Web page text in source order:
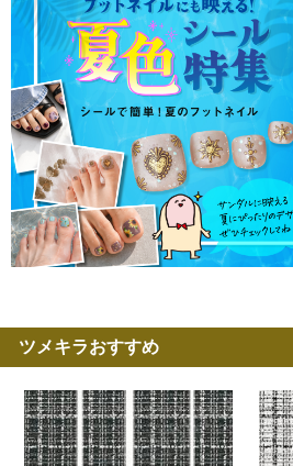
ツメキラおすすめ